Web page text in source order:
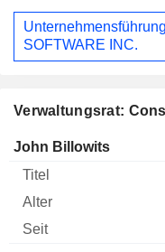
SOFTWARE INC.
Verwaltungsrat:
Verwaltungsratsmitglied
John Billowits